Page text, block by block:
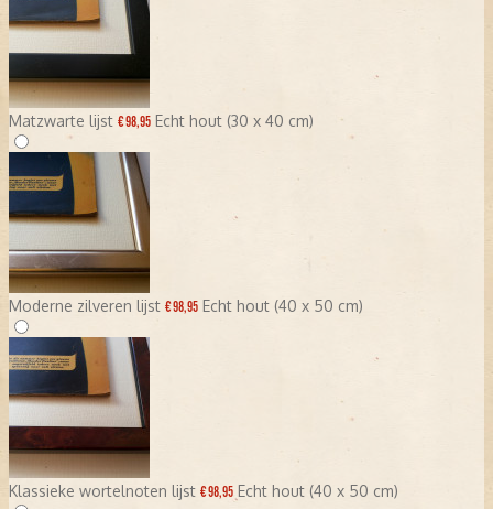
Matzwarte lijst € 98,95 Echt hout (30 x 40 cm)
Moderne zilveren lijst € 98,95 Echt hout (40 x 50 cm)
Klassieke wortelnoten lijst € 98,95 Echt hout (40 x 50 cm)